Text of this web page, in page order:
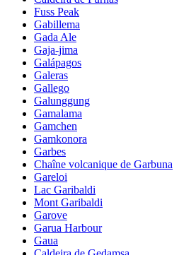
Fuss Peak
Gabillema
Gada Ale
Gaja-jima
Galápagos
Galeras
Gallego
Galunggung
Gamalama
Gamchen
Gamkonora
Garbes
Chaîne volcanique de Garbuna
Gareloi
Lac Garibaldi
Mont Garibaldi
Garove
Garua Harbour
Gaua